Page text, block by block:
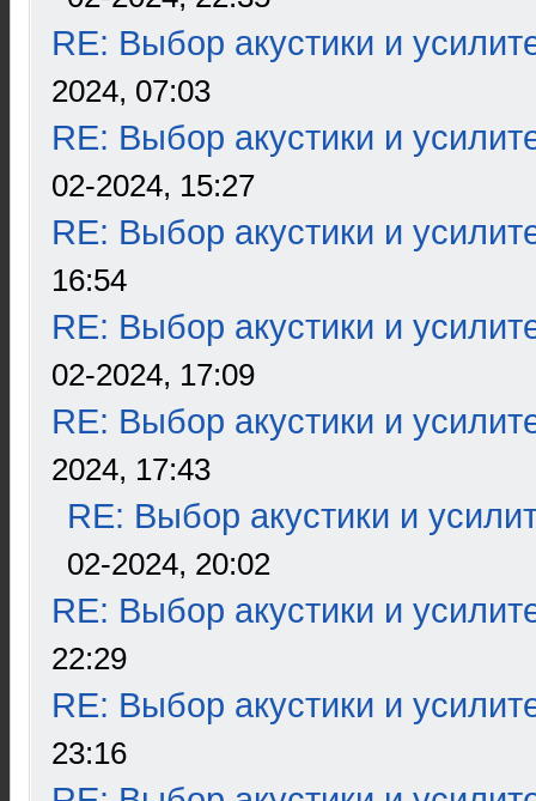
RE: Выбор акустики и
2024, 07:03
RE: Выбор акустики и
02-2024, 15:27
RE: Выбор акустики и
16:54
RE: Выбор акустики и
02-2024, 17:09
RE: Выбор акустики и
2024, 17:43
RE: Выбор акустики и
02-2024, 20:02
RE: Выбор акустики и
22:29
RE: Выбор акустики и
23:16